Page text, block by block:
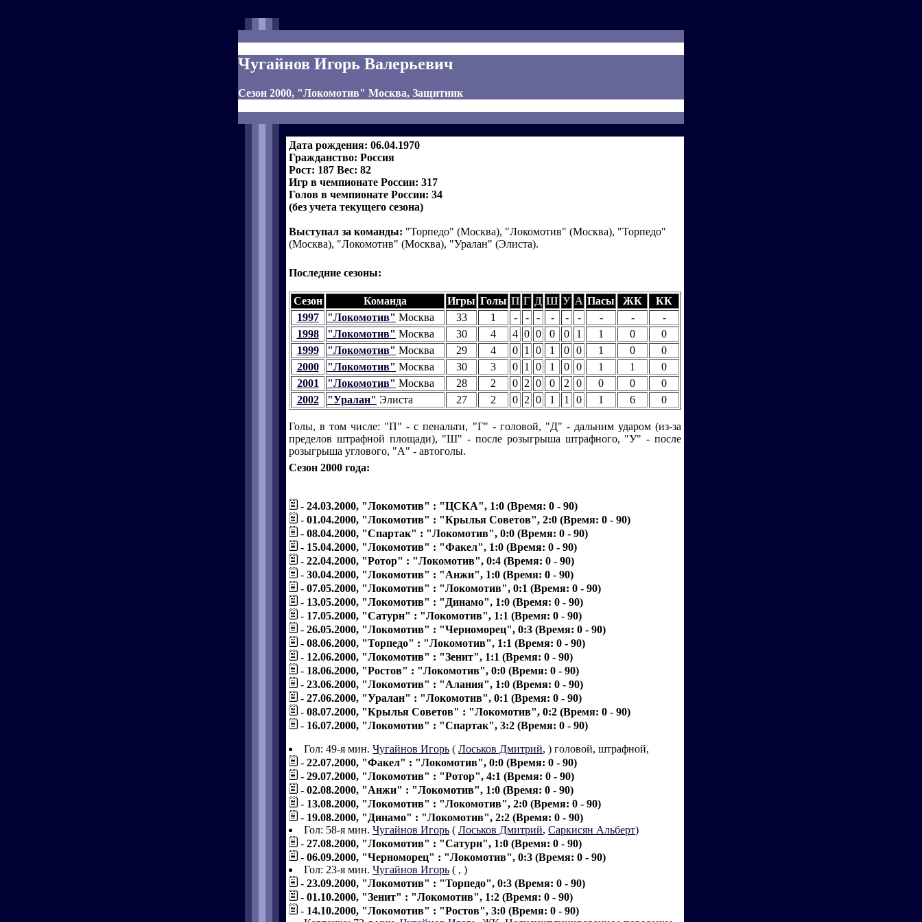
Чугайнов Игорь Валерьевич
Сезон 2000, "Локомотив" Москва, Защитник
Дата рождения: 06.04.1970
Гражданство: Россия
Рост: 187 Вес: 82
Игр в чемпионате России: 317
Голов в чемпионате России: 34
(без учета текущего сезона)
Выступал за команды: "Торпедо" (Москва), "Локомотив" (Москва), "Торпедо"
(Москва), "Локомотив" (Москва), "Уралан" (Элиста).
Последние сезоны:
Сезон Команда Игры Голы П Г Д Ш У А Пасы ЖК
КК
1997
"Локомотив" Москва 33 1 - - - - - - - -
-
1998
"Локомотив" Москва 30 4 4 0 0 0 0 1 1 0
0
1999
"Локомотив" Москва 29 4 0 1 0 1 0 0 1 0
0
2000
"Локомотив" Москва 30 3 0 1 0 1 0 0 1 1
0
2001
"Локомотив" Москва 28 2 0 2 0 0 2 0 0 0
0
2002
"Уралан" Элиста 27 2 0 2 0 1 1 0 1 6 0
Голы, в том числе: "П" - с пенальти, "Г" - головой, "Д" - дальним ударом (из-за
пределов штрафной площади), "Ш" - после розыгрыша штрафного, "У" - после
розыгрыша углового, "А" - автоголы.
Сезон 2000 года:
- 24.03.2000, "Локомотив" : "ЦСКА", 1:0 (Время: 0 - 90)
- 01.04.2000, "Локомотив" : "Крылья Советов", 2:0 (Время: 0 - 90)
- 08.04.2000, "Спартак" : "Локомотив", 0:0 (Время: 0 - 90)
- 15.04.2000, "Локомотив" : "Факел", 1:0 (Время: 0 - 90)
- 22.04.2000, "Ротор" : "Локомотив", 0:4 (Время: 0 - 90)
- 30.04.2000, "Локомотив" : "Анжи", 1:0 (Время: 0 - 90)
- 07.05.2000, "Локомотив" : "Локомотив", 0:1 (Время: 0 - 90)
- 13.05.2000, "Локомотив" : "Динамо", 1:0 (Время: 0 - 90)
- 17.05.2000, "Сатурн" : "Локомотив", 1:1 (Время: 0 - 90)
- 26.05.2000, "Локомотив" : "Черноморец", 0:3 (Время: 0 - 90)
- 08.06.2000, "Торпедо" : "Локомотив", 1:1 (Время: 0 - 90)
- 12.06.2000, "Локомотив" : "Зенит", 1:1 (Время: 0 - 90)
- 18.06.2000, "Ростов" : "Локомотив", 0:0 (Время: 0 - 90)
- 23.06.2000, "Локомотив" : "Алания", 1:0 (Время: 0 - 90)
- 27.06.2000, "Уралан" : "Локомотив", 0:1 (Время: 0 - 90)
- 08.07.2000, "Крылья Советов" : "Локомотив", 0:2 (Время: 0 - 90)
- 16.07.2000, "Локомотив" : "Спартак", 3:2 (Время: 0 - 90)
Гол: 49-я мин. Чугайнов Игорь ( Лоськов Дмитрий, ) головой, штрафной,
- 22.07.2000, "Факел" : "Локомотив", 0:0 (Время: 0 - 90)
- 29.07.2000, "Локомотив" : "Ротор", 4:1 (Время: 0 - 90)
- 02.08.2000, "Анжи" : "Локомотив", 1:0 (Время: 0 - 90)
- 13.08.2000, "Локомотив" : "Локомотив", 2:0 (Время: 0 - 90)
- 19.08.2000, "Динамо" : "Локомотив", 2:2 (Время: 0 - 90)
Гол: 58-я мин. Чугайнов Игорь ( Лоськов Дмитрий, Саркисян Альберт)
- 27.08.2000, "Локомотив" : "Сатурн", 1:0 (Время: 0 - 90)
- 06.09.2000, "Черноморец" : "Локомотив", 0:3 (Время: 0 - 90)
Гол: 23-я мин. Чугайнов Игорь ( , )
- 23.09.2000, "Локомотив" : "Торпедо", 0:3 (Время: 0 - 90)
- 01.10.2000, "Зенит" : "Локомотив", 1:2 (Время: 0 - 90)
- 14.10.2000, "Локомотив" : "Ростов", 3:0 (Время: 0 - 90)